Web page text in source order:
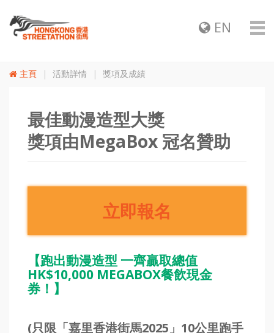
EN
主頁 活動詳情 獎項及成績
最佳動漫造型大獎
獎項由MegaBox 冠名贊助
立即報名
【跑出動漫造型 一齊贏取總值
HK$10,000 MEGABOX餐飲現金
券！】
(只限「嘉里香港街馬2025」10公里跑手